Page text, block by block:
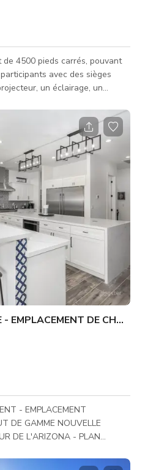
4500 pieds carrés, pouvant
avec des sièges
un éclairage, un
Faites-nous savoir quels
puissions aider votre
lieu parfait pour un mariage, une
DE CHOIX
- EMPLACEMENT
DE GAMME NOUVELLE
DE L'ARIZONA - PLAN
DE CHEF AVEC ÎLOT